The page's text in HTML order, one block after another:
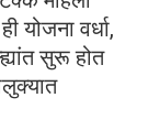
योजना वर्धा,
सुरू होत